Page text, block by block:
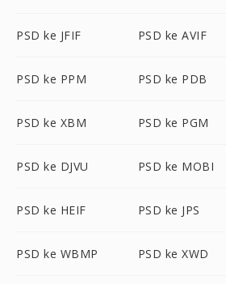
PSD ke JFIF PSD ke AVIF
PSD ke PPM PSD ke PDB
PSD ke XBM PSD ke PGM
PSD ke DJVU PSD ke MOBI
PSD ke HEIF PSD ke JPS
PSD ke WBMP PSD ke XWD